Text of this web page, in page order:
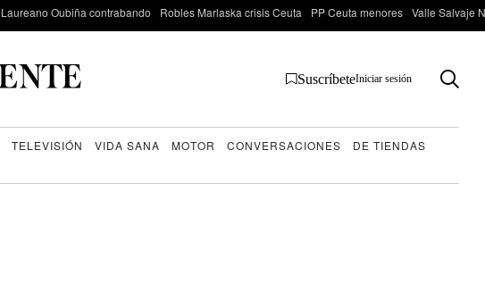
Laureano Oubiña contrabando Robles Marlaska crisis Ceuta PP Ceuta menores Valle Salvaje
SuscríbeteIniciar sesión
TELEVISIÓN VIDA SANA MOTOR CONVERSACIONES
DE TIENDAS